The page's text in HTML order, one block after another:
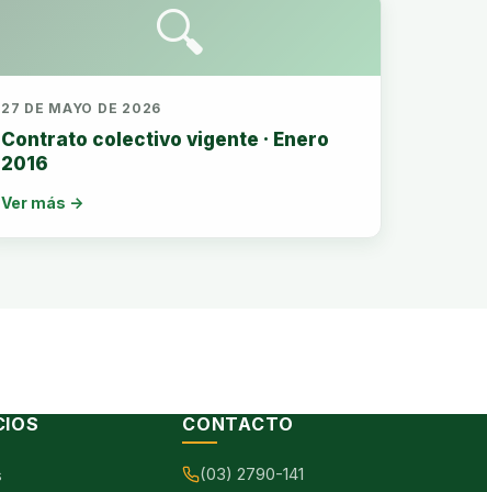
🔍
27 DE MAYO DE 2026
Contrato colectivo vigente · Enero
2016
Ver más →
CONTACTO
(03) 2790-141